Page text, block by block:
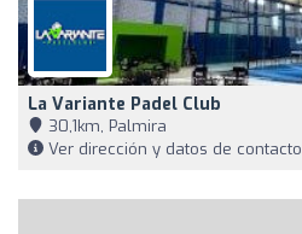
La Variante Padel Club
30,1km, Palmira
Ver dirección y datos de contacto